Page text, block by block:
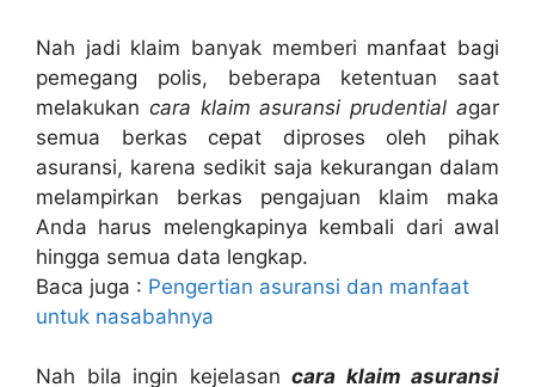
Nah jadi klaim banyak memberi manfaat bagi
pemegang polis, beberapa ketentuan saat
melakukan cara klaim asuransi prudential agar
semua berkas cepat diproses oleh pihak
asuransi, karena sedikit saja kekurangan dalam
melampirkan berkas pengajuan klaim maka
Anda harus melengkapinya kembali dari awal
hingga semua data lengkap.
Baca juga : Pengertian asuransi dan manfaat
untuk nasabahnya
Nah bila ingin kejelasan cara klaim asuransi